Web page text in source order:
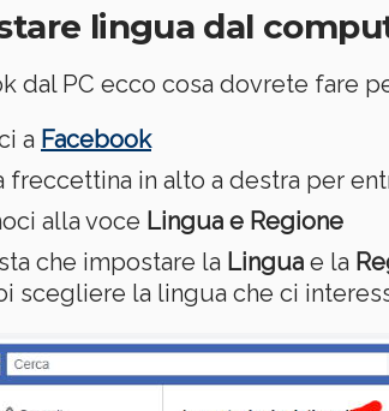
lingua dal
dal PC ecco cosa dovrete fare
a Facebook
freccettina in alto a destra per
alla voce Lingua e Regione
che impostare la Lingua e la
scegliere la lingua che ci